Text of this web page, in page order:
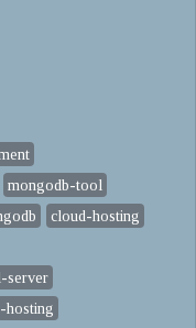
mongodb-tool
cloud-hosting
server
hosting